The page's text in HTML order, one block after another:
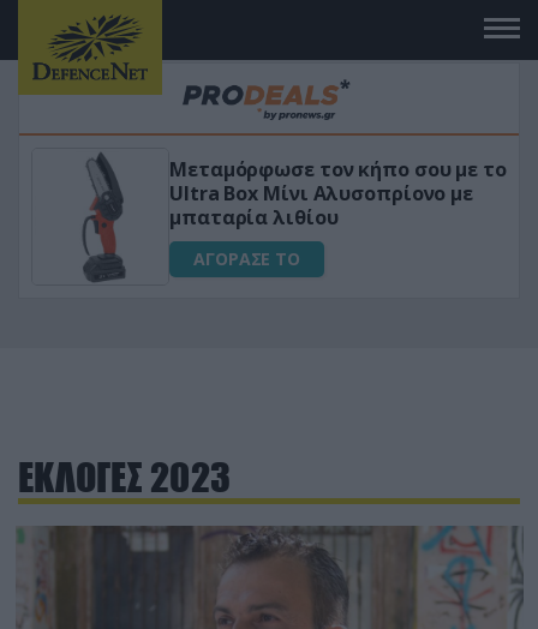
Μεταμόρφωσε τον κήπο σου με το
Ultra Box Μίνι Αλυσοπρίονο με
μπαταρία λιθίου
ΑΓΟΡΑΣΕ ΤΟ
ΕΚΛΟΓΕΣ 2023